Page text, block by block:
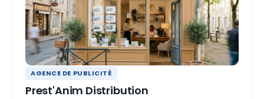
AGENCE DE PUBLICITÉ
Prest'Anim Distribution